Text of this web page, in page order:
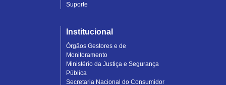
Suporte
Institucional
Órgãos Gestores e de
Monitoramento
Ministério da Justiça e Segurança
Pública
Secretaria Nacional do Consumidor